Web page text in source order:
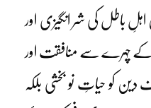
باطل کی شر انگیزی اور
ان کے چہرے سے منافقت اور
دین کو حیاتِ نو بخشی بلکہ